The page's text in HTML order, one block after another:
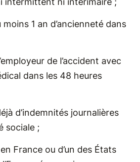
moins 1 an d’ancienneté dans
de l’accident avec
dans les 48 heures
d’indemnités journalières
sociale ;
France ou d’un des États